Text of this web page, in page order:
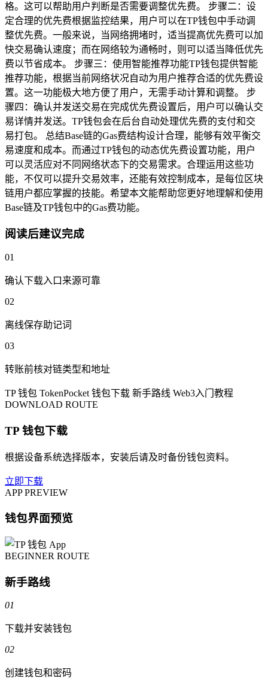
格。这可以帮助用户判断是否需要调整优先费。 步骤二：设
定合理的优先费根据监控结果，用户可以在TP钱包中手动调
整优先费。一般来说，当网络拥堵时，适当提高优先费可以加
快交易确认速度；而在网络较为通畅时，则可以适当降低优先
费以节省成本。 步骤三：使用智能推荐功能TP钱包提供智能
推荐功能，根据当前网络状况自动为用户推荐合适的优先费设
置。这一功能极大地方便了用户，无需手动计算和调整。 步
骤四：确认并发送交易在完成优先费设置后，用户可以确认交
易详情并发送。TP钱包会在后台自动处理优先费的支付和交
易打包。 总结Base链的Gas费结构设计合理，能够有效平衡交
易速度和成本。而通过TP钱包的动态优先费设置功能，用户
可以灵活应对不同网络状态下的交易需求。合理运用这些功
能，不仅可以提升交易效率，还能有效控制成本，是每位区块
链用户都应掌握的技能。希望本文能帮助您更好地理解和使用
Base链及TP钱包中的Gas费功能。
阅读后建议完成
01
确认下载入口来源可靠
02
离线保存助记词
03
转账前核对链类型和地址
TP 钱包 TokenPocket 钱包下载 新手路线 Web3入门教程
DOWNLOAD ROUTE
TP 钱包下载
根据设备系统选择版本，安装后请及时备份钱包资料。
立即下载
APP PREVIEW
钱包界面预览
BEGINNER ROUTE
新手路线
01
下载并安装钱包
02
创建钱包和密码